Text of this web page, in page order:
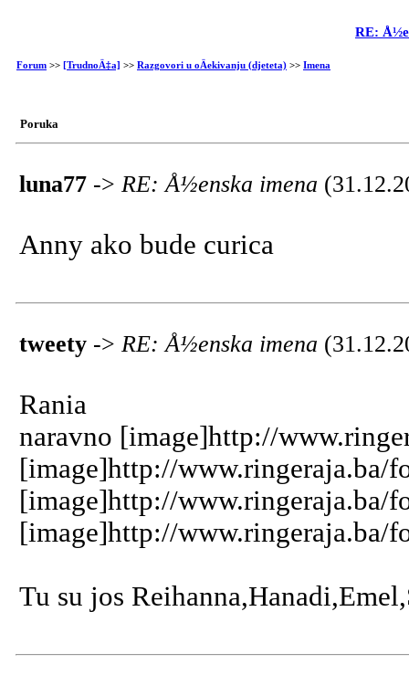
RE:
Forum >> [TrudnoÄ‡a] >> Razgovori u oÄekivanju (djeteta) >> Imena
Poruka
luna77 -> RE: Å½enska imena
Anny ako bude curica
tweety -> RE: Å½enska imena
Rania
naravno [image]http://
[image]http://www.ringeraja.ba/
[image]http://www.ringeraja.ba/
[image]http://www.ringeraja.ba/
Tu su jos